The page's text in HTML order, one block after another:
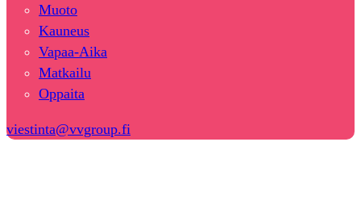
Muoto
Kauneus
Vapaa-Aika
Matkailu
Oppaita
viestinta@vvgroup.fi